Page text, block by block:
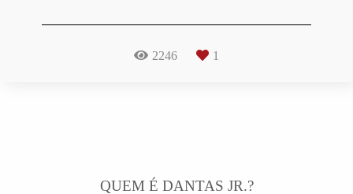
2246 1
QUEM É DANTAS JR.?